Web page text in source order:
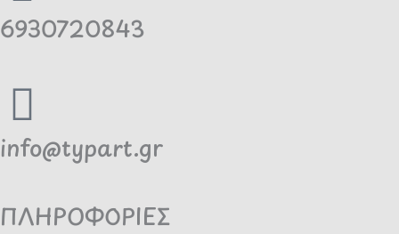
6930720843
info@typart.gr
ΠΛΗΡΟΦΟΡΙΕΣ